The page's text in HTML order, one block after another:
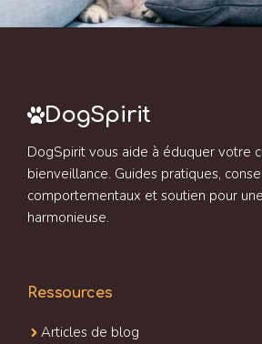
DogSpirit
DogSpirit vous aide à éduquer votre
bienveillance. Guides pratiques,
comportementaux et soutien pour
harmonieuse.
Ressources
Articles de blog